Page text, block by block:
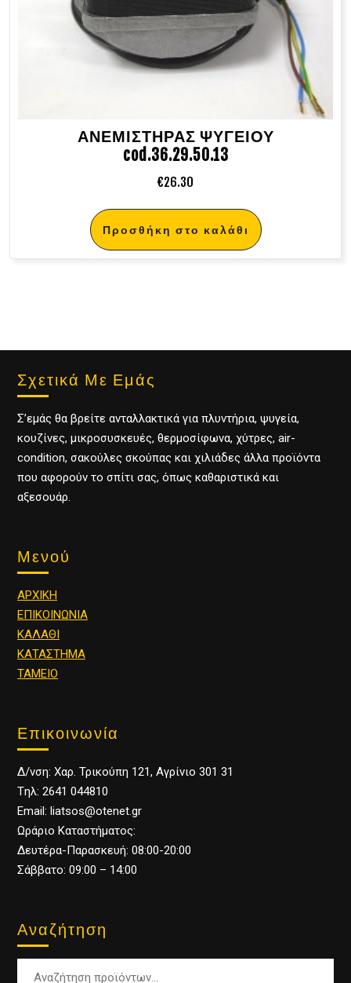
ΑΝΕΜΙΣΤΗΡΑΣ ΨΥΓΕΙΟΥ
cod.36.29.50.13
€26.30
Προσθήκη στο καλάθι
Σχετικά Με Εμάς
Σ’εμάς θα βρείτε ανταλλακτικά για πλυντήρια, ψυγεία,
κουζίνες, μικροσυσκευές, θερμοσίφωνα, χύτρες, air-
condition, σακούλες σκούπας και χιλιάδες άλλα προϊόντα
που αφορούν το σπίτι σας, όπως καθαριστικά και
αξεσουάρ.
Μενού
ΑΡΧΙΚΗ
ΕΠΙΚΟΙΝΩΝΙΑ
ΚΑΛΑΘΙ
ΚΑΤΑΣΤΗΜΑ
ΤΑΜΕΙΟ
Επικοινωνία
Δ/νση: Χαρ. Τρικούπη 121, Αγρίνιο 301 31
Tηλ: 2641 044810
Email: liatsos@otenet.gr
Ωράριο Καταστήματος:
Δευτέρα-Παρασκευή: 08:00-20:00
Σάββατο: 09:00 – 14:00
Αναζήτηση